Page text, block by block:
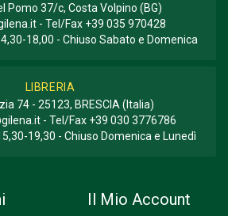
Pomo 37/c, Costa Volpino (BG)
- Tel/Fax +39 035 970428
18,00 - Chiuso Sabato e Domenica
LIBRERIA
74 - 25123, BRESCIA (Italia)
- Tel/Fax +39 030 3776786
19,30 - Chiuso Domenica e Lunedì
Il Mio Account